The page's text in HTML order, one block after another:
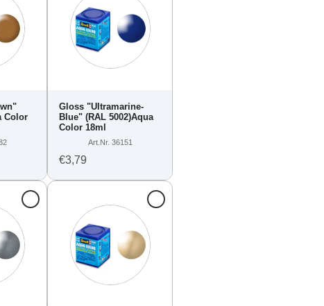
Color
Gloss "Ultramarine-
Blue" (RAL 5002)Aqua
Color 18ml
Art.Nr. 36151
€3,79